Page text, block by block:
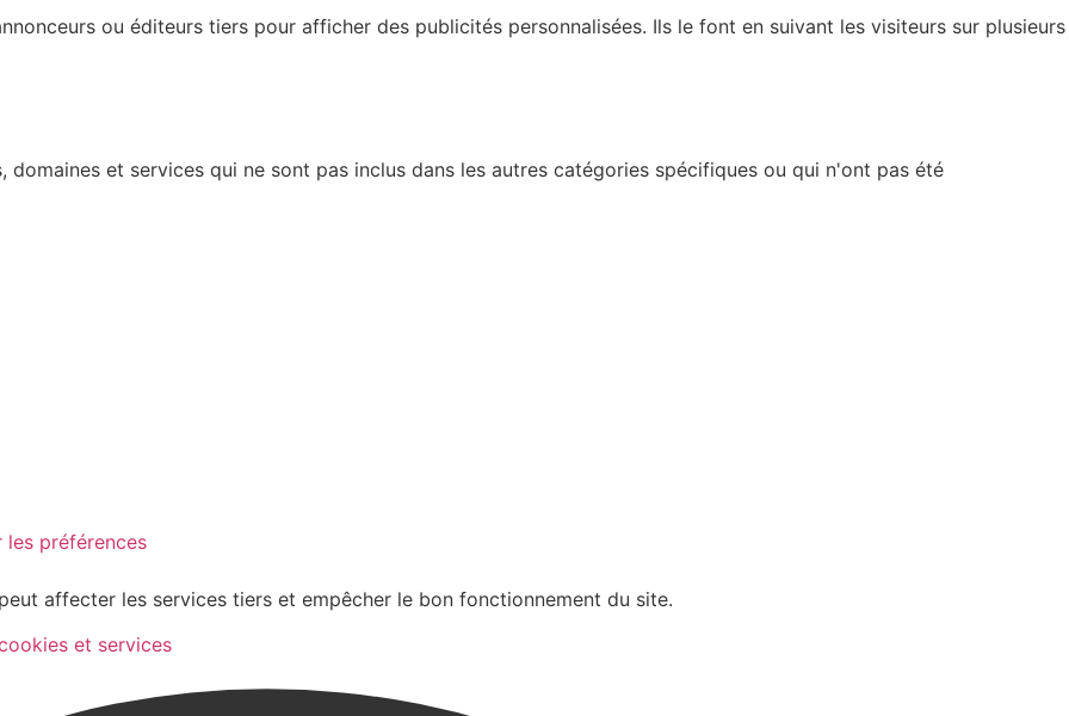
ou éditeurs tiers pour afficher des publicités personnalisées. Ils le font en suivant les visiteurs sur plusieurs
et services qui ne sont pas inclus dans les autres catégories spécifiques ou qui n'ont pas été
les préférences
affecter les services tiers et empêcher le bon fonctionnement du site.
et services